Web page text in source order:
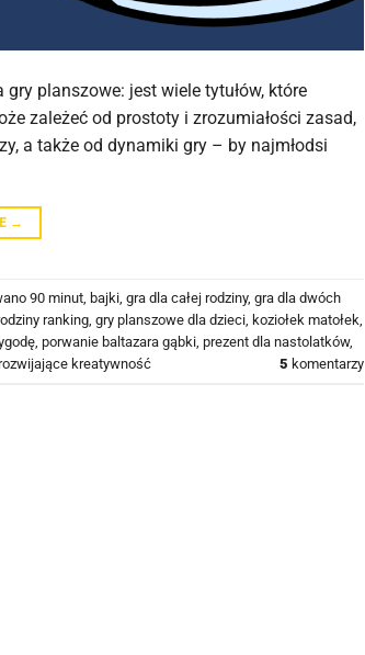
planszowe: jest wiele tytułów, które
zależeć od prostoty i zrozumiałości zasad,
a także od dynamiki gry – by najmłodsi
→
90 minut bajki gra dla całej rodziny, gra dla dwóch
ranking gry planszowe dla dzieci koziołek matołek
porwanie baltazara gąbki prezent dla nastolatków,
kreatywność 5 komentarzy